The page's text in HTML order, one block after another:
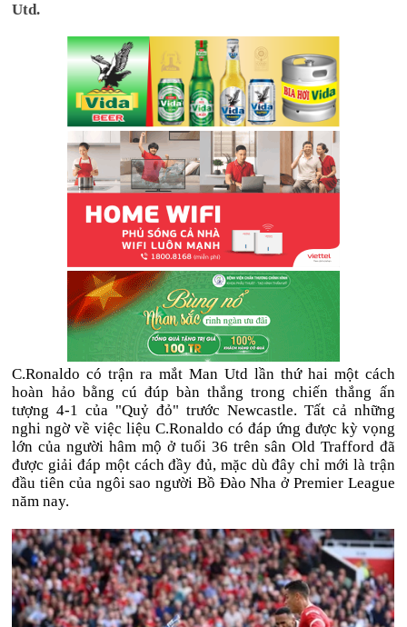
Utd.
C.Ronaldo có trận ra mắt Man Utd lần thứ hai một cách
hoàn hảo bằng cú đúp bàn thắng trong chiến thắng ấn
tượng 4-1 của "Quỷ đỏ" trước Newcastle. Tất cả những
nghi ngờ về việc liệu C.Ronaldo có đáp ứng được kỳ vọng
lớn của người hâm mộ ở tuổi 36 trên sân Old Trafford đã
được giải đáp một cách đầy đủ, mặc dù đây chỉ mới là trận
đầu tiên của ngôi sao người Bồ Đào Nha ở Premier League
năm nay.